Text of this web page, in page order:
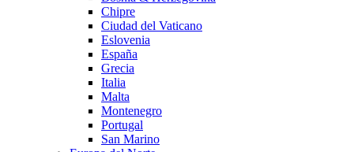
Chipre
Ciudad del Vaticano
Eslovenia
España
Grecia
Italia
Malta
Montenegro
Portugal
San Marino